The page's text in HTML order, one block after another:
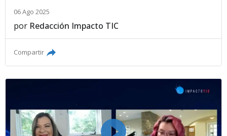
06 Ago 2025
por Redacción Impacto TIC
Compartir